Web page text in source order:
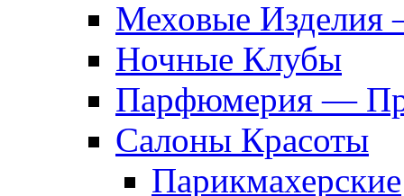
Меховые Изделия
Ночные Клубы
Парфюмерия —
Салоны Красоты
Парикмахерские